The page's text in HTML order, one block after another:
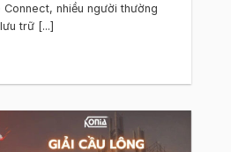
Connect, nhiều người thường
trữ [...]